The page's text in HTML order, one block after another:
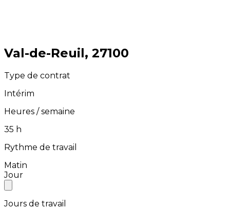
⁨Val-de-Reuil⁩, ⁨27100⁩
Type de contrat
Intérim
Heures / semaine
⁨35⁩ h
Rythme de travail
Matin
Jour
Jours de travail